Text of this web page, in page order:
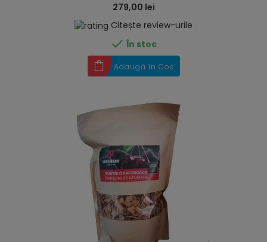
279,00 lei
Citește review-urile
 În stoc
Adaugă în Coș